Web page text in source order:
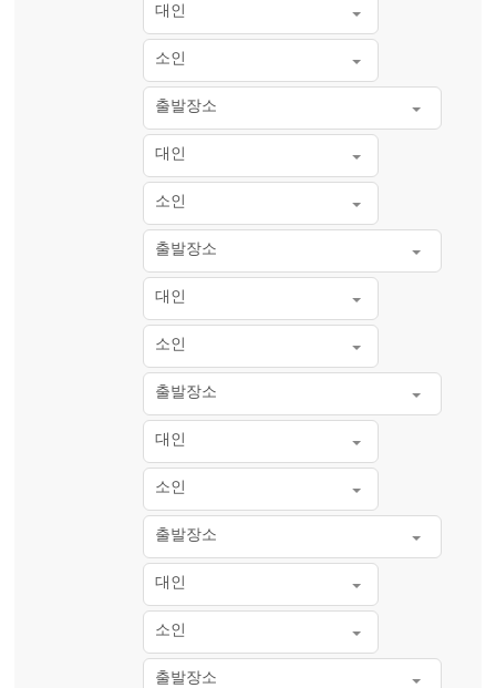
대인
소인
출발장소
대인
소인
출발장소
대인
소인
출발장소
대인
소인
출발장소
대인
소인
출발장소